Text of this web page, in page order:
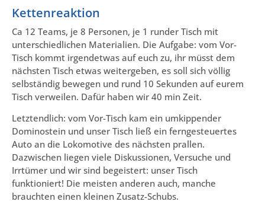
Kettenreaktion
Ca 12 Teams, je 8 Personen, je 1 runder Tisch mit
unterschiedlichen Materialien. Die Aufgabe: vom Vor-
Tisch kommt irgendetwas auf euch zu, ihr müsst dem
nächsten Tisch etwas weitergeben, es soll sich völlig
selbständig bewegen und rund 10 Sekunden auf eurem
Tisch verweilen. Dafür haben wir 40 min Zeit.
Letztendlich: vom Vor-Tisch kam ein umkippender
Dominostein und unser Tisch ließ ein ferngesteuertes
Auto an die Lokomotive des nächsten prallen.
Dazwischen liegen viele Diskussionen, Versuche und
Irrtümer und wir sind begeistert: unser Tisch
funktioniert! Die meisten anderen auch, manche
brauchten einen kleinen Zusatz-Schubs.